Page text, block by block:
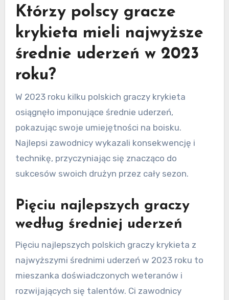
Którzy polscy gracze
krykieta mieli najwyższe
średnie uderzeń w 2023
roku?
W 2023 roku kilku polskich graczy krykieta
osiągnęło imponujące średnie uderzeń,
pokazując swoje umiejętności na boisku.
Najlepsi zawodnicy wykazali konsekwencję i
technikę, przyczyniając się znacząco do
sukcesów swoich drużyn przez cały sezon.
Pięciu najlepszych graczy
według średniej uderzeń
Pięciu najlepszych polskich graczy krykieta z
najwyższymi średnimi uderzeń w 2023 roku to
mieszanka doświadczonych weteranów i
rozwijających się talentów. Ci zawodnicy